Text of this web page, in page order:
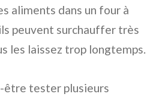
aliments dans un four à
peuvent surchauffer très
les laissez trop longtemps.
être tester plusieurs